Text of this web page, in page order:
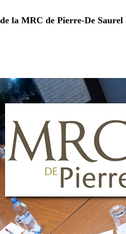
la MRC de Pierre-De Saurel